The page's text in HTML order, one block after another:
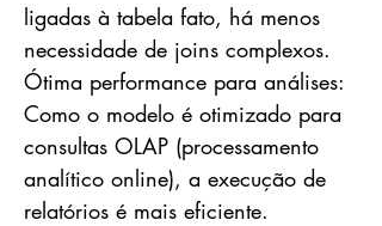
ligadas à tabela fato, há menos
necessidade de joins complexos.
Ótima performance para análises:
Como o modelo é otimizado para
consultas OLAP (processamento
analítico online), a execução de
relatórios é mais eficiente.